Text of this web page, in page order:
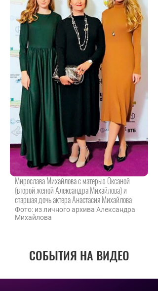
Мирослава Михайлова с матерью Оксаной
(второй женой Александра Михайлова) и
старшая дочь актера Анастасия Михайлова
Фото: из личного архива Александра
Михайлова
СОБЫТИЯ НА ВИДЕО